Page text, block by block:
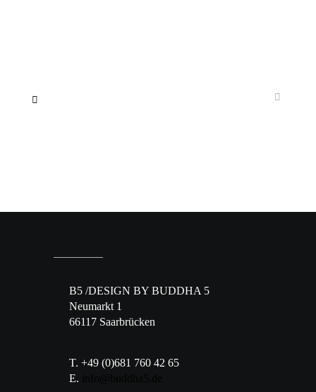
B5 /DESIGN BY BUDDHA 5
Neumarkt 1
66117 Saarbrücken
T. +49 (0)681 760 42 65
E.